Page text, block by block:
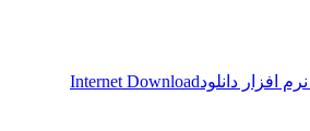
Internet Download